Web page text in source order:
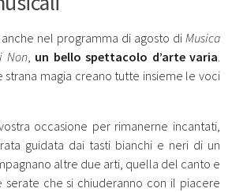
nel programma di agosto di Musica
Non, un bello spettacolo d’arte varia
strana magia creano tutte insieme le voci
occasione per rimanerne incantati,
guidata dai tasti bianchi e neri di un
altre due arti, quella del canto e
che si chiuderanno con il piacere